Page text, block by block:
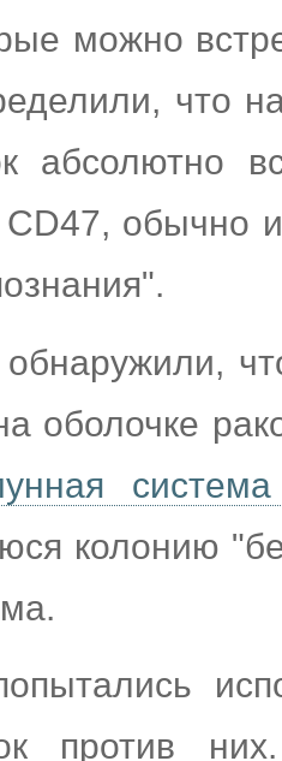
можно
что
абсолютно
обычно
оболочке
колонию
против